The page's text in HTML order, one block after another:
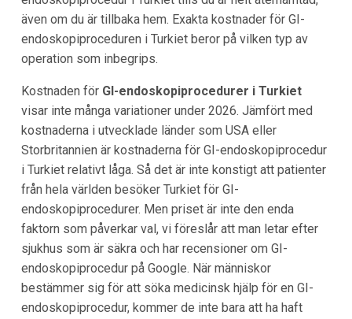
även om du är tillbaka hem. Exakta kostnader för GI-
endoskopiproceduren i Turkiet beror på vilken typ av
operation som inbegrips.
Kostnaden för GI-endoskopiprocedurer i Turkiet
visar inte många variationer under 2026. Jämfört med
kostnaderna i utvecklade länder som USA eller
Storbritannien är kostnaderna för GI-endoskopiprocedur
i Turkiet relativt låga. Så det är inte konstigt att patienter
från hela världen besöker Turkiet för GI-
endoskopiprocedurer. Men priset är inte den enda
faktorn som påverkar val, vi föreslår att man letar efter
sjukhus som är säkra och har recensioner om GI-
endoskopiprocedur på Google. När människor
bestämmer sig för att söka medicinsk hjälp för en GI-
endoskopiprocedur, kommer de inte bara att ha haft